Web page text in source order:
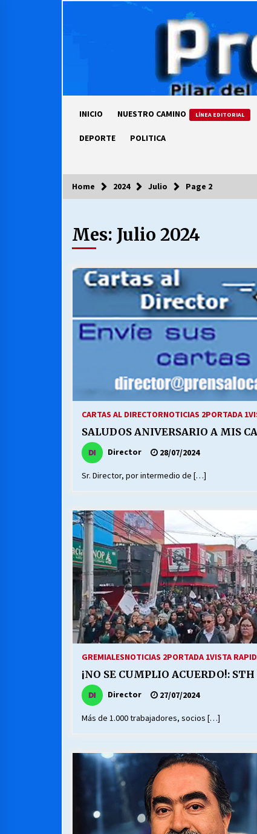
INICIO NUESTRO CAMINO LÍNEA EDITORIAL
DEPORTE POLITICA
COLUMNISTA
Ya se ordenaron las cuentas de
luz… ¿Y cuándo van a bajar?
MUNICIPALIDAD,
CLIMA LABORAL:
13/07/2026
VOLVER A SER ALTERNATIVA
16/06/2026
S.O.S. a los ricos, Save Our
30/04/2026
Home 2024 Julio Page 2
Mes: Julio 2024
CARTAS AL DIRECTORNOTICIAS 2PORTADA 1
SALUDOS ANIVERSARIO A MIS
Director 28/07/2024
Sr. Director, por intermedio de […]
GREMIALESNOTICIAS 2PORTADA 1VISTA
¡NO SE CUMPLIO ACUERDO!:
Director 27/07/2024
Más de 1.000 trabajadores, socios […]